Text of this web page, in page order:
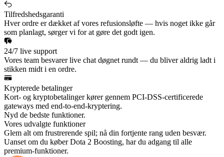
Tilfredshedsgaranti
Hver ordre er dækket af vores refusionsløfte — hvis noget ikke går
som planlagt, sørger vi for at gøre det godt igen.
24/7 live support
Vores team besvarer live chat døgnet rundt — du bliver aldrig ladt i
stikken midt i en ordre.
Krypterede betalinger
Kort- og kryptobetalinger kører gennem PCI-DSS-certificerede
gateways med end-to-end-kryptering.
Nyd de bedste funktioner.
Vores udvalgte funktioner
Glem alt om frustrerende spil; nå din fortjente rang uden besvær.
Uanset om du køber Dota 2 Boosting, har du adgang til alle
premium-funktioner.